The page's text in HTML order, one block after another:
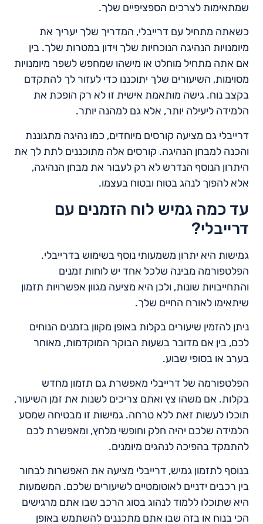
שמתאימות לצרכים הספציפיים שלך.
כשאתה מתחיל עם דרייבלי, המדריך שלך יעריך את
מיומנויות הנהיגה הנוכחיות שלך וידון במטרות שלך. בין
אם אתה מתחיל מוחלט או מישהו שמחפש לשפר מיומנויות
מסוימות, השיעורים שלך יתוכננו כדי לעזור לך להתקדם
בקצב נוח. גישה מותאמת אישית זו לא רק הופכת את
הלמידה ליעילה יותר, אלא גם למהנה יותר.
דרייבלי גם מציעה קורסים מיוחדים, כמו נהיגה מתגוננת
והכנה למבחן הנהיגה. קורסים אלה מתוכננים לתת לך את
היתרון הנוסף הנדרש לא רק לעבור את מבחן הנהיגה,
אלא להפוך לנהג בטוח ובטוח בעצמו.
עד כמה גמיש לוח הזמנים עם
דרייבלי?
גמישות היא יתרון משמעותי נוסף בשימוש בדרייבלי.
הפלטפורמה מבינה שלכל אחד יש לוחות זמנים
והתחייבויות שונות, ולכן היא מציעה מגוון אפשרויות תזמון
שיתאימו לאורח החיים שלך.
ניתן להזמין שיעורים בקלות באופן מקוון בזמנים הנוחים
לכם, בין אם מדובר בשעות הבוקר המוקדמות, מאוחר
בערב או בסופי שבוע.
הפלטפורמה של דרייבלי מאפשרת גם תזמון מחדש
בקלות. אם משהו צץ ואתם צריכים לשנות את זמן השיעור,
תוכלו לעשות זאת ללא טרחה. גמישות זו מבטיחה שמסע
הלמידה שלכם יהיה חלק וחופשי מלחץ, ומאפשרת לכם
להתמקד בהפיכה לנהגים מיומנים.
בנוסף לתזמון גמיש, דרייבלי מציעה את האפשרות לבחור
בין רכבים ידניים לאוטומטיים לשיעורים שלכם. המשמעות
היא שתוכלו ללמוד לנהוג בסוג הרכב שבו אתם מרגישים
הכי בנוח או בזה שבו אתם מתכננים להשתמש באופן